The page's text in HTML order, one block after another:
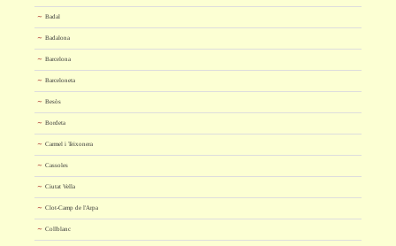
Badal
Badalona
Barcelona
Barceloneta
Besòs
Bordeta
Carmel i Teixonera
Cassoles
Ciutat Vella
Clot-Camp de l'Arpa
Collblanc